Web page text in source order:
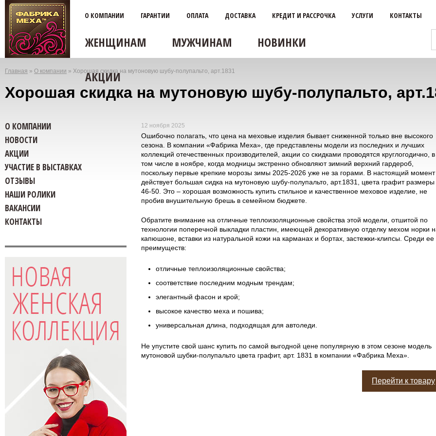
О КОМПАНИИ ГАРАНТИИ ОПЛАТА ДОСТАВКА КРЕДИТ И РАССРОЧКА УСЛУГИ КОНТАКТЫ
ЖЕНЩИНАМ МУЖЧИНАМ НОВИНКИ
АКЦИИ
Вы
здесь
Главная » О компании » Хорошая скидка на мутоновую шубу-полупальто, арт.1831
Хорошая скидка на мутоновую шубу-полупальто,
12 ноября 2025
Ошибочно полагать, что цена на меховые изделия бывает сниженной только вне высокого
сезона. В компании «Фабрика Меха», где представлены модели из последних и лучших
коллекций отечественных производителей, акции со скидками проводятся круглогодично, в
том числе в ноябре, когда модницы экстренно обновляют зимний верхний гардероб,
поскольку первые крепкие морозы зимы 2025-2026 уже не за горами. В настоящий момент
действует большая сидка на мутоновую шубу-полупальто, арт.1831, цвета графит размеры
46-50. Это – хорошая возможность купить стильное и качественное меховое изделие, не
пробив внушительную брешь в семейном бюджете.
Обратите внимание на отличные теплоизоляционные свойства этой модели, отшитой по
технологии поперечной выкладки пластин, имеющей декоративную отделку мехом норки
капюшоне, вставки из натуральной кожи на карманах и бортах, застежки-клипсы. Среди ее
преимуществ:
отличные теплоизоляционные свойства;
соответствие последним модным трендам;
элегантный фасон и крой;
высокое качество меха и пошива;
универсальная длина, подходящая для автоледи.
Не упустите свой шанс купить по самой выгодной цене популярную в этом сезоне модель
мутоновой шубки-полупальто цвета графит, арт. 1831 в компании «Фабрика Меха».
Перейти к товару
О КОМПАНИИ
НОВОСТИ
АКЦИИ
УЧАСТИЕ В ВЫСТАВКАХ
ОТЗЫВЫ
НАШИ РОЛИКИ
ВАКАНСИИ
КОНТАКТЫ